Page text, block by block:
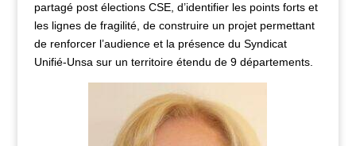
partagé post élections CSE, d’identifier les points forts et
les lignes de fragilité, de construire un projet permettant
de renforcer l’audience et la présence du Syndicat
Unifié-Unsa sur un territoire étendu de 9 départements.